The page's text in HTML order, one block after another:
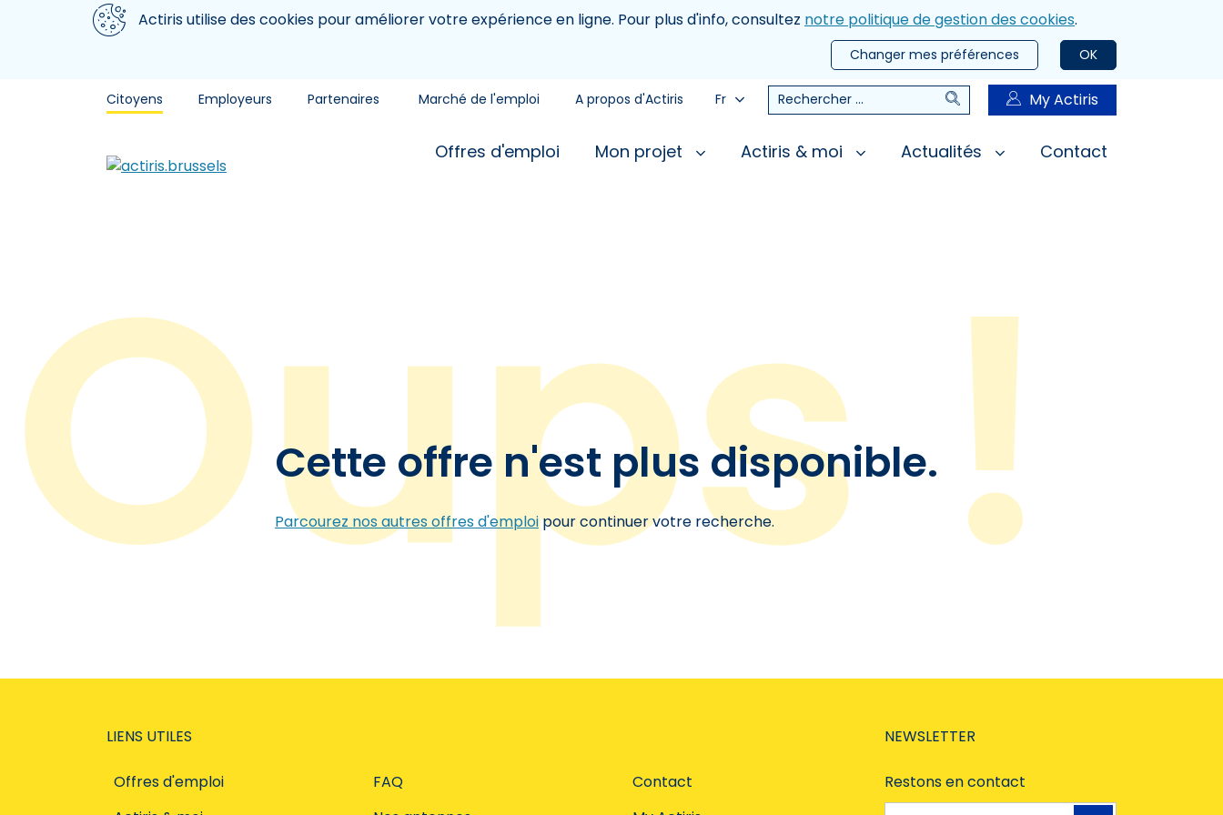
Aller au contenu principal
Nous utilisons des cookiesActiris utilise des cookies pour améliorer votre expérience en ligne. Pour plus d'info, consultez notre politique de gestion des cookies.
OK
Changer mes préférences
Citoyens Employeurs Partenaires Marché de l'emploi A propos d'Actiris Fr Rechercher RechercherMy Actiris
Offres d'emploi Mon projet Actiris & moi Actualités Contact
Cette offre n'est plus disponible.
Parcourez nos autres offres d'emploipour continuer votre recherche.
LIENS UTILES
Offres d'emploi
FAQ
Contact
NEWSLETTER
Restons en contact